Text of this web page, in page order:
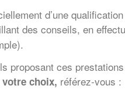
d’une
des conseils, en
proposant ces
choix, référez-vous :